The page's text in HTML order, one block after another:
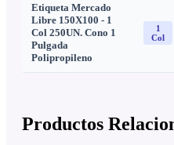
Etiqueta Mercado
Libre 150X100 - 1
Col 250UN. Cono 1
Pulgada
Polipropileno
1
Col
Productos